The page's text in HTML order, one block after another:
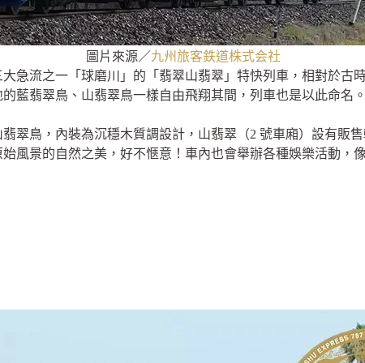
圖片來源／九州旅客鉄道株式会社
急流之一「球磨川」的「翡翠山翡翠」特快列車，相對於古
藍翡翠鳥、山翡翠鳥一樣自由飛翔其間，列車也是以此命名
翠鳥，內裝為沉穩木質調設計，山翡翠（2 號車廂）設有販
風景的自然之美，好不愜意！車內也會舉辦各種娛樂活動，